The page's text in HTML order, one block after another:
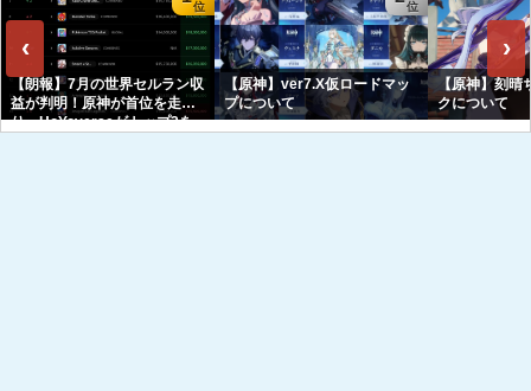
‹
【朗報】7月の世界セルラン収
益が判明！原神が首位を走
り、HoYoverseがトップ3を
【原神】ver7.X仮ロードマッ
プについて
【原神】刻
クについて
›